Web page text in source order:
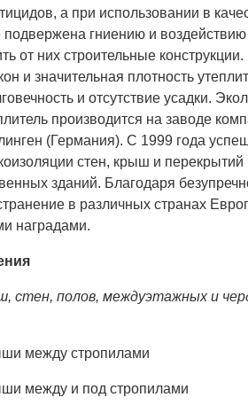
а при использовании в
подвержена гниению и
от них строительные
и значительная плотность
и отсутствие усадки.
производится на заводе
(Германия). С 1999 года
стен, крыш и
зданий. Благодаря
в различных странах
наградами.
стен, полов, междуэтажных и
между стропилами
между и под стропилами